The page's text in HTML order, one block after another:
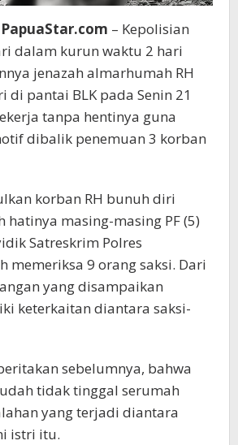
– Kepolisian
dalam kurun waktu 2 hari
jenazah almarhumah RH
di pantai BLK pada Senin 21
tanpa hentinya guna
dibalik penemuan 3 korban
korban RH bunuh diri
hatinya masing-masing PF (5)
Satreskrim Polres
memeriksa 9 orang saksi. Dari
yang disampaikan
keterkaitan diantara saksi-
sebelumnya, bahwa
tidak tinggal serumah
yang terjadi diantara
istri itu.